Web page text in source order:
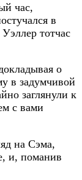
час,
в
тотчас
о
в задумчивой
заглянули к
с вами
на Сэма,
и, поманив